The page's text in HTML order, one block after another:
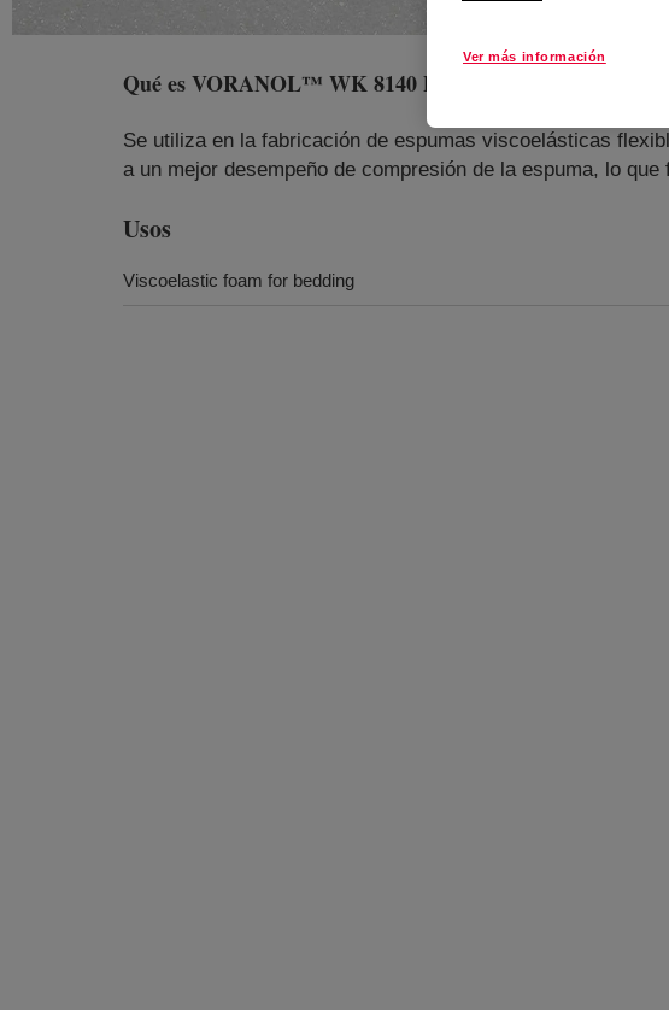
Qué esVORANOL™ WK 8140 Polyol
Se utiliza en la fabricación de espumas viscoelásticas
a un mejor desempeño de compresión de la espuma, lo
Usos
Viscoelastic foam for bedding
Ver más información